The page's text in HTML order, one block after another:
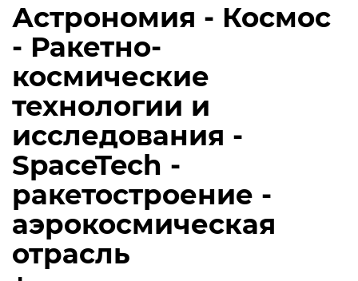
Астрономия - Космос
- Ракетно-
космические
технологии и
исследования -
SpaceTech -
ракетостроение -
аэрокосмическая
отрасль